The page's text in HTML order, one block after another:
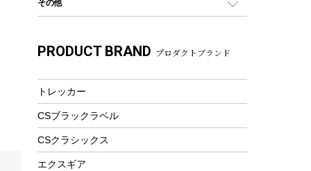
燃料・着火剤・炭
カトラリー
マグカップ、カップ
フードボトル
コーヒー&ミル
トレー
ランチョンマット
その他アウトドア雑貨
レイン
ツール、他
パドル
ヘルメット
アクセサリー
自転車用アクセサリー
自転車ウェア
ラッシュガード
テント
フローティングベスト
ヘルメット
エアーポンプ
その他
湯たんぽ
PRODUCT BRAND プロダクトブランド
トレッカー
CSブラックラベル
CSクラシックス
エクスギア